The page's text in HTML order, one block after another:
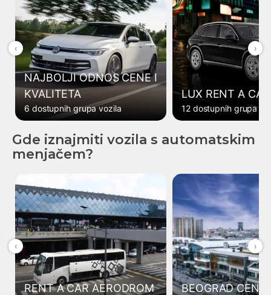
‹
NAJBOLJI ODNOS CENE I
KVALITETA
6 dostupnih grupa vozila
LUX RENT A CAR
12 dostupnih grupa
›
Gde iznajmiti vozila s automatskim
menjačem?
‹
RENT A CAR AERODROM
BEOGRAD
›